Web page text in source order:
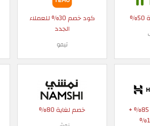
كود خصم 30% للعملاء
الجدد
تيمو
خصومات حتى 85% +
خصم لغاية 80%